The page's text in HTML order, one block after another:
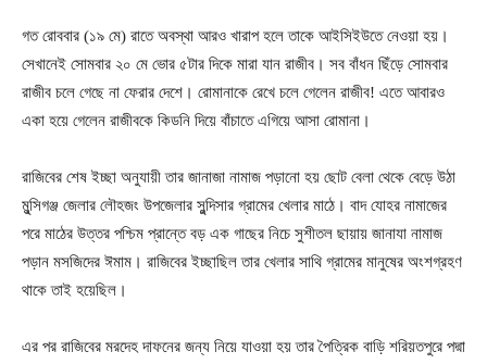
গত রোববার (১৯ মে) রাতে অবস্থা আরও খারাপ হলে তাকে আইসিইউতে নেওয়া হয়।
সেখানেই সোমবার ২০ মে ভোর ৫টার দিকে মারা যান রাজীব। সব বাঁধন ছিঁড়ে সোমবার
রাজীব চলে গেছে না ফেরার দেশে। রোমানাকে রেখে চলে গেলেন রাজীব! এতে আবারও
একা হয়ে গেলেন রাজীবকে কিডনি দিয়ে বাঁচাতে এগিয়ে আসা রোমানা।
রাজিবের শেষ ইচ্ছা অনুযায়ী তার জানাজা নামাজ পড়ানো হয় ছোট বেলা থেকে বেড়ে উঠা
মুন্সিগঞ্জ জেলার লৌহজং উপজেলার সুন্দিসার গ্রামের খেলার মাঠে। বাদ যোহর নামাজের
পরে মাঠের উত্তর পশ্চিম প্রান্তে বড় এক গাছের নিচে সুশীতল ছায়ায় জানাযা নামাজ
পড়ান মসজিদের ঈমাম। রাজিবের ইচ্ছাছিল তার খেলার সাথি গ্রামের মানুষের অংশগ্রহণ
থাকে তাই হয়েছিল।
এর পর রাজিবের মরদেহ দাফনের জন্য নিয়ে যাওয়া হয় তার পৈত্রিক বাড়ি শরিয়তপুরে পদ্মা